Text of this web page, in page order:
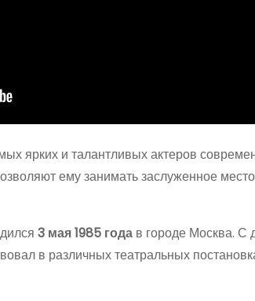
ярких и талантливых актеров
ему занимать заслуженное
3 мая 1985 года в городе Москва. С
в различных театральных